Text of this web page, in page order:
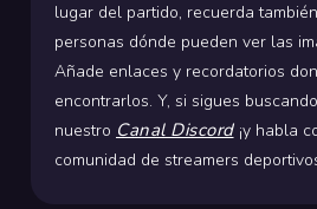
lugar del partido, recuerda
personas dónde pueden ver las
Añade enlaces y recordatorios
encontrarlos. Y, si sigues
nuestro Canal Discord¡y habla
comunidad de streamers